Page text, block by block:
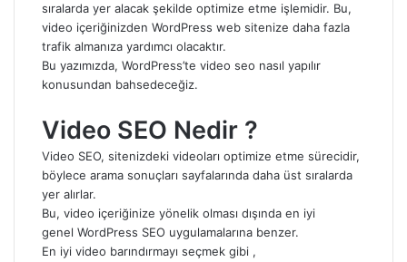
sıralarda yer alacak şekilde optimize etme işlemidir. Bu,
video içeriğinizden WordPress web sitenize daha fazla
trafik almanıza yardımcı olacaktır.
Bu yazımızda, WordPress’te video seo nasıl yapılır
konusundan bahsedeceğiz.
Video SEO Nedir ?
Video SEO, sitenizdeki videoları optimize etme sürecidir,
böylece arama sonuçları sayfalarında daha üst sıralarda
yer alırlar.
Bu, video içeriğinize yönelik olması dışında en iyi
genel WordPress SEO uygulamalarına benzer.
En iyi video barındırmayı seçmek gibi ,